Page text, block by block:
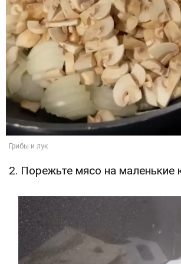
2. Порежьте мясо на маленькие